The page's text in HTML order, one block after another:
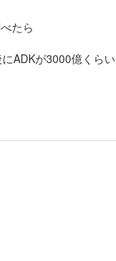
たら
ADKが3000億くらい